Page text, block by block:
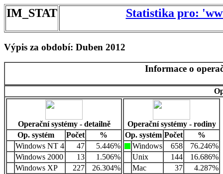
IM_STAT Statistika pro:
Výpis za období: Duben 2012
Informace o
Operační systémy - detailně
Op. systém
Počet
%
Windows NT 4
47
5.446%
Windows 2000
13
1.506%
Windows XP
227
26.304%
Operační systémy - rodiny
Op. systém Počet
%
Windows
658
76.246%
Unix
144
16.686%
Mac
37
4.287%